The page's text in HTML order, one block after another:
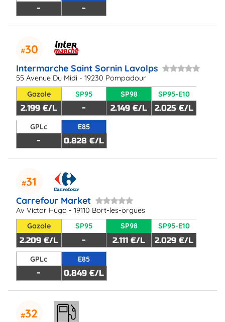
- -
30
Intermarche Saint Sornin Lavolps
55 Avenue Du Midi - 19230 Pompadour
Gazole
2.199 €/L
SP95
-
SP98
2.149 €/L
SP95-E10
2.025 €/L
GPLc
-
E85
0.828 €/L
31
Carrefour Market
Av Victor Hugo - 19110 Bort-les-orgues
Gazole
2.209 €/L
SP95
-
SP98
2.111 €/L
SP95-E10
2.029 €/L
GPLc
-
E85
0.849 €/L
32